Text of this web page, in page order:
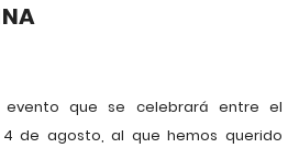
evento que se celebrará entre el
4 de agosto, al que hemos querido